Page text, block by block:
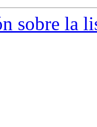
sobre la